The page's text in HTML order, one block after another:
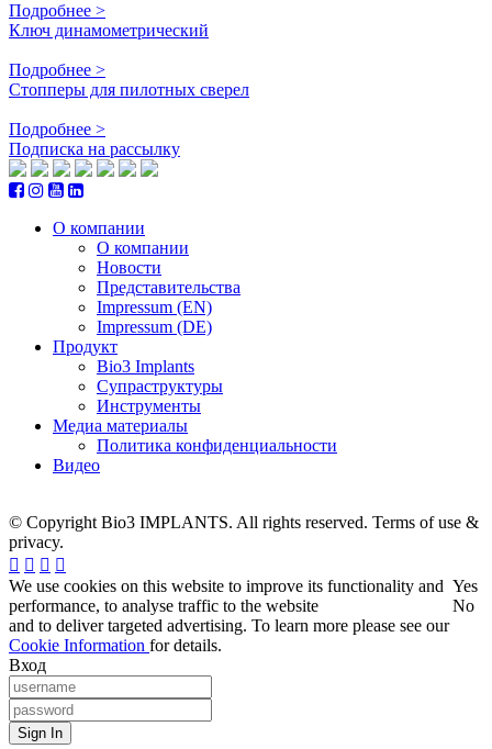
Подробнее >
Ключ динамометрический
Подробнее >
Стопперы для пилотных сверел
Подробнее >
Подписка на рассылку
О компании
О компании
Новости
Представительства
Impressum (EN)
Impressum (DE)
Продукт
Bio3 Implants
Супраструктуры
Инструменты
Медиа материалы
Политика конфиденциальности
Видео
© Copyright Bio3 IMPLANTS. All rights reserved. Terms of use &
privacy.
We use cookies on this website to improve its functionality and
performance, to analyse traffic to the website
and to deliver targeted advertising. To learn more please see our
Cookie Information for details.
Yes
No
Вход